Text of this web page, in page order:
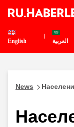
English العربية
News